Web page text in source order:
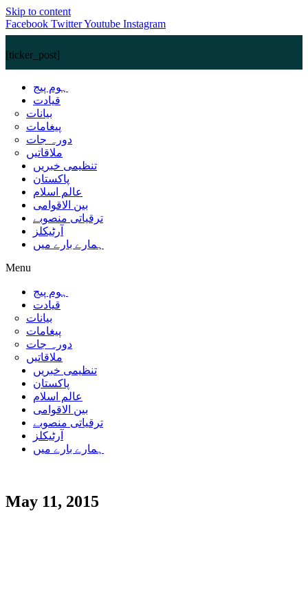
Skip to content
Facebook TwitterYoutube Instagram
[ticker_post]
ہوم پیج
قیادت
بیانات
پیغامات
دورہ جات
ملاقاتیں
تنظیمی خبریں
پاکستان
عالم اسلام
بین الاقوامی
ترقیاتی منصوبے
آرٹیکلز
ہمارے بارے میں
Menu
ہوم پیج
قیادت
بیانات
پیغامات
دورہ جات
ملاقاتیں
تنظیمی خبریں
پاکستان
عالم اسلام
بین الاقوامی
ترقیاتی منصوبے
آرٹیکلز
ہمارے بارے میں
May 11, 2015